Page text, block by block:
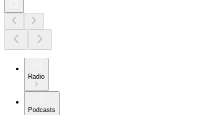
Radio
Podcasts